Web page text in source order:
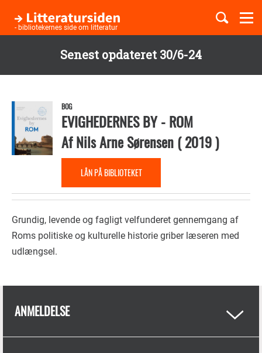
Senest opdateret 30/6-24
hovedindhold
- bibliotekernes side om litteratur
Børnebøger
Temaer
BOG
EVIGHEDERNES BY - ROM
AfNils Arne Sørensen(2019)
LÅN PÅ BIBLIOTEKET
Grundig, levende og fagligt velfunderet gennemgang af
Roms politiske og kulturelle historie griber læseren med
udlængsel.
ANMELDELSE